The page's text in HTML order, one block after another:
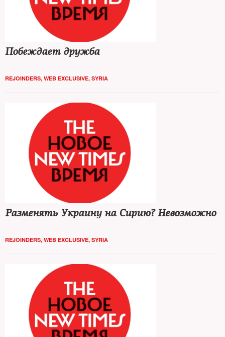
Побеждает дружба
REJOINDERS, WEB EXCLUSIVE, SYRIA
Разменять Украину на Сирию? Невозможно
REJOINDERS, WEB EXCLUSIVE, SYRIA